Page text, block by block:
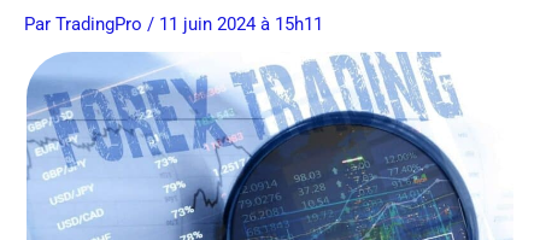
Par TradingPro / 11 juin 2024 à 15h11